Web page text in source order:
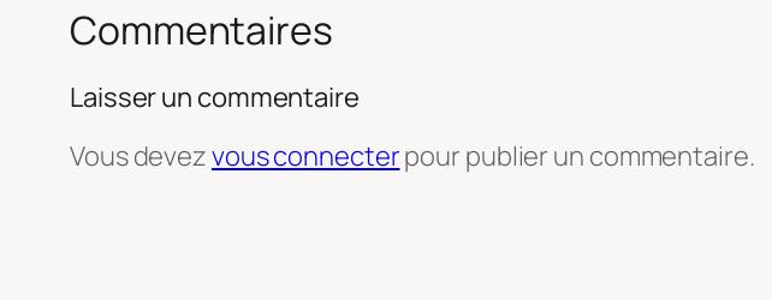
Commentaires
Laisser un commentaire
Vous devezvous connecterpour publier un commentaire.